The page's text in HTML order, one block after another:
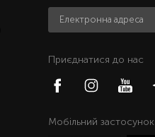
Приєднатися до нас
Мобільний застосунок